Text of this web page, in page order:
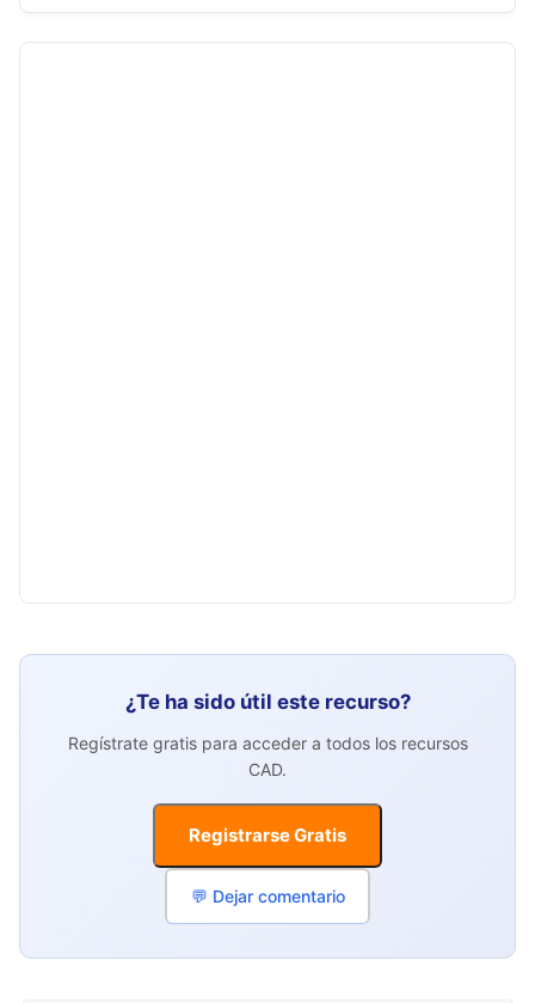
¿Te ha sido útil este recurso?
Regístrate gratis para acceder a todos los recursos
CAD.
Registrarse Gratis
💬 Dejar comentario